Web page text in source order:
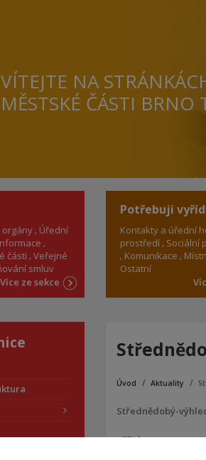
VÍTEJTE NA
MĚSTSKÉ ČÁSTI BRNO
orgány Úřední
části Veřejné
smluv
Více ze sekce
Potřebuji
Kontakty a úřední
prostředí Sociální
Komunikace
Ostatní
Úvod Aktuality
Střednědobý-
Přílohy: